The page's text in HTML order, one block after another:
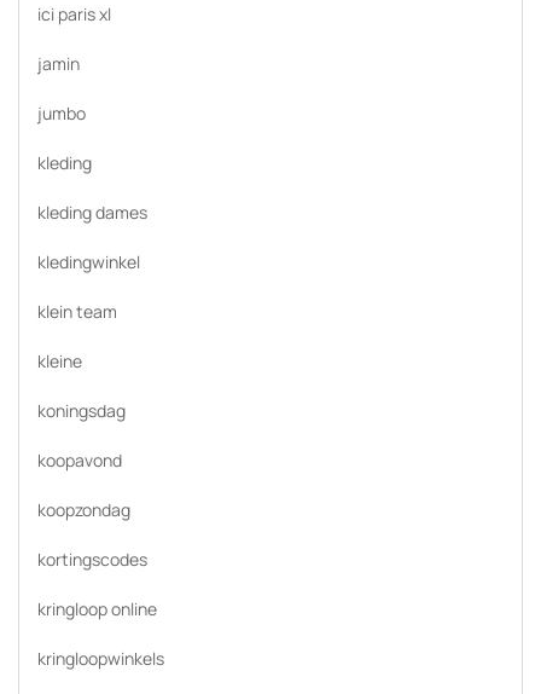
ici paris xl
jamin
jumbo
kleding
kleding dames
kledingwinkel
klein team
kleine
koningsdag
koopavond
koopzondag
kortingscodes
kringloop online
kringloopwinkels